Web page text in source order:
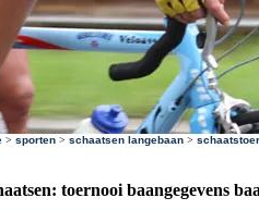
> sporten > schaatsen langebaan >
toernooi baangegevens